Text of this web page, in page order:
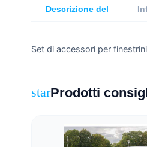
Descrizione del
Set di accessori per
starProdotti